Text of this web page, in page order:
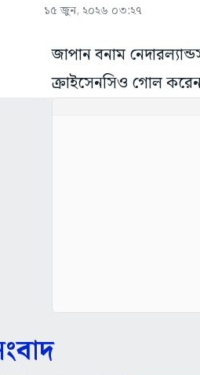
১৫ জুন, ২০২৬ ০৩:২৭
জাপান বনাম
ক্রাইসেনসিও গোল